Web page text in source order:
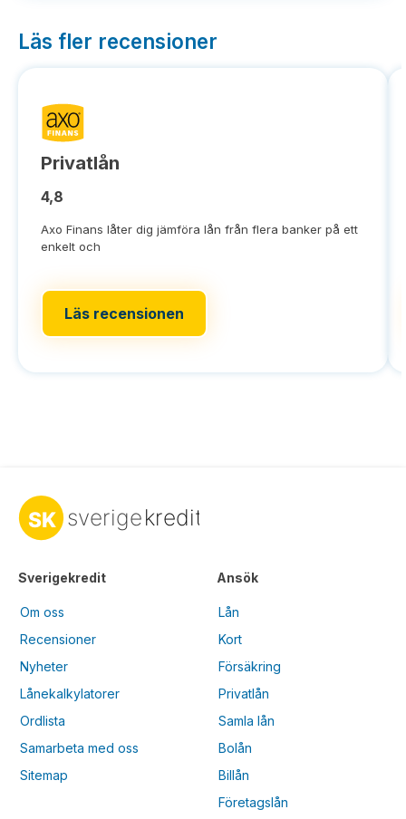
Läs fler recensioner
Privatlån
4,8
Axo Finans låter dig jämföra lån från flera banker på ett
enkelt och
Läs recensionen
Sverigekredit
Om oss
Recensioner
Nyheter
Lånekalkylatorer
Ordlista
Samarbeta med oss
Sitemap
Ansök
Lån
Kort
Försäkring
Privatlån
Samla lån
Bolån
Billån
Företagslån